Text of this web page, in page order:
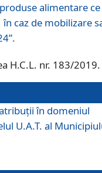
alimentare ce
caz de mobilizare
H.C.L. nr. 183/2019.
în domeniul
U.A.T. al